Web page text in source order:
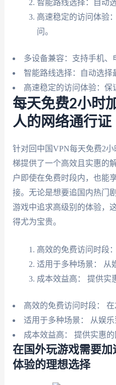
智能路线选择：自动
高速稳定的访问体验
问。
多设备兼容：支持手机、
智能路线选择：自动选择
高速稳定的访问体验：保
每天免费2小时
人的网络通行证
针对回中国VPN每天免费2
梯提供了一个高效且实惠的
户即使在免费时段内，也能
接。无论是想要追国内热门
游戏中追求高级别的体验，
得尤为宝贵。
高效的免费访问时段
适用于多种场景： 从
成本效益高： 提供实
高效的免费访问时段： 在
适用于多种场景： 从娱乐
成本效益高： 提供实惠的
在国外玩游戏需要
体验的理想选择